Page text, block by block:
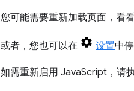
您可能需要重新加载页面，看
或者，您也可以在 设置中
如需重新启用 JavaScript，请